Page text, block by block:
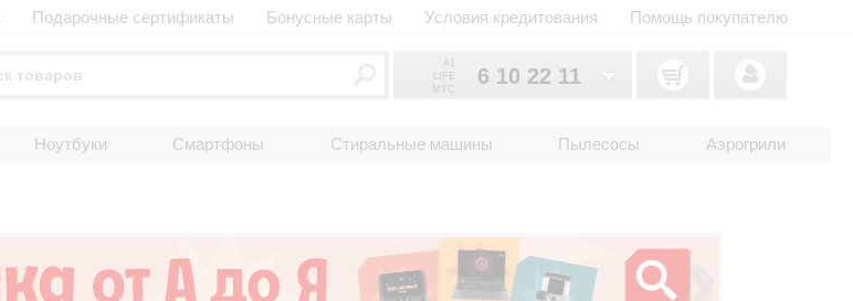
Подарочные сертификаты Бонусные карты Условия кредитования Помощь покупателю
A1
LIFE
MTC
6 10 22 11
2 18 33 22
Ноутбуки Смартфоны Стиральные машины Пылесосы Аэрогрили